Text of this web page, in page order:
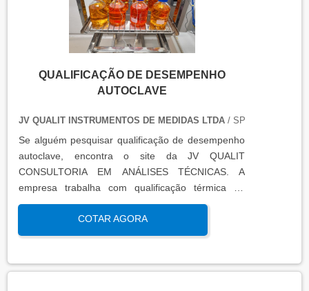
QUALIFICAÇÃO DE DESEMPENHO
AUTOCLAVE
JV QUALIT INSTRUMENTOS DE MEDIDAS LTDA/ SP
Se alguém pesquisar qualificação de desempenho
autoclave, encontra o site da JV QUALIT
CONSULTORIA EM ANÁLISES TÉCNICAS. A
empresa trabalha com qualificação térmica de
equipamentos e engenharia, disponibilizando o que
há de mais atual para garantir a qualidade final
para seus clientes.
COTAR AGORA